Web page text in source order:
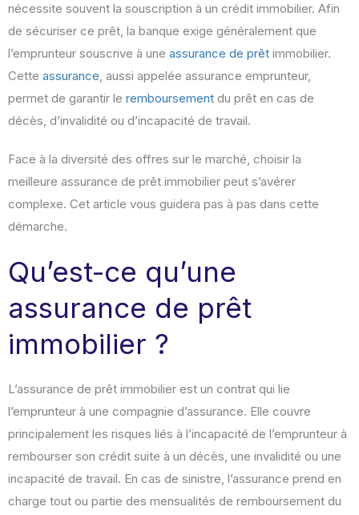
nécessite souvent la souscription à un crédit immobilier. Afin
de sécuriser ce prêt, la banque exige généralement que
l’emprunteur souscrive à une assurance de prêt immobilier.
Cette assurance, aussi appelée assurance emprunteur,
permet de garantir le remboursement du prêt en cas de
décès, d’invalidité ou d’incapacité de travail.
Face à la diversité des offres sur le marché, choisir la
meilleure assurance de prêt immobilier peut s’avérer
complexe. Cet article vous guidera pas à pas dans cette
démarche.
Qu’est-ce qu’une
assurance de prêt
immobilier ?
L’assurance de prêt immobilier est un contrat qui lie
l’emprunteur à une compagnie d’assurance. Elle couvre
principalement les risques liés à l’incapacité de l’emprunteur à
rembourser son crédit suite à un décès, une invalidité ou une
incapacité de travail. En cas de sinistre, l’assurance prend en
charge tout ou partie des mensualités de remboursement du